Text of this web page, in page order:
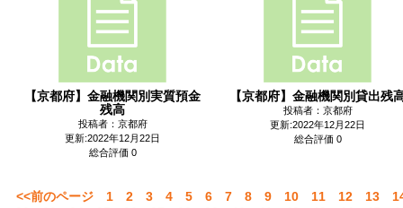
【京都府】金融機関別実質預金
残高
投稿者：京都府
更新:2022年12月22日
総合評価 0
【京都府】金融機関別貸出残
投稿者：京都府
更新:2022年12月22日
総合評価 0
<<前のページ 1 2 3 4 5 6 7 8 9 10 11 12 13